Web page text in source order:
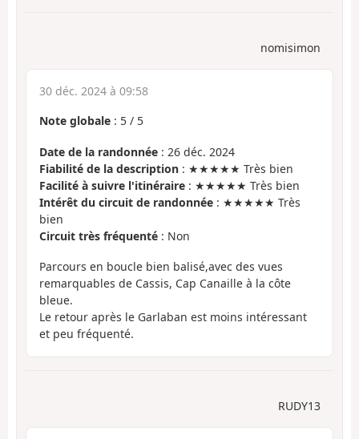
nomisimon
30 déc. 2024 à 09:58
Note globale : 5 / 5
Date de la randonnée : 26 déc. 2024
Fiabilité de la description : ★★★★★ Très bien
Facilité à suivre l'itinéraire : ★★★★★ Très bien
Intérêt du circuit de randonnée : ★★★★★ Très
bien
Circuit très fréquenté : Non
Parcours en boucle bien balisé,avec des vues
remarquables de Cassis, Cap Canaille à la côte
bleue.
Le retour après le Garlaban est moins intéressant
et peu fréquenté.
RUDY13